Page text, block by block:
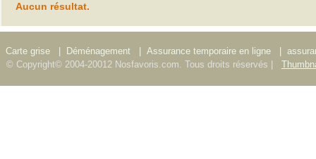
Aucun résultat.
Carte grise Déménagement Assurance temporaire en ligne
© Copyright© 2004-20012 Nosfavoris.com. Tous droits réservés |